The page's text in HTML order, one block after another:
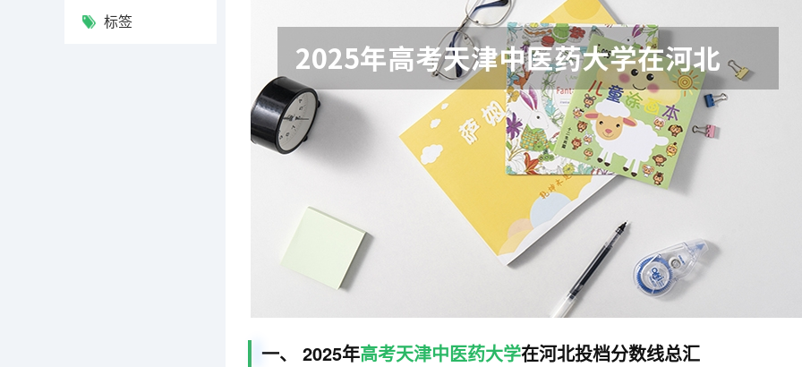
标签
一、 2025年高考天津中医药大学在河北投档分数线总汇